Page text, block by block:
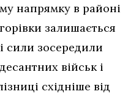
напрямку в районі
залишається
сили зосередили
військ і
східніше від